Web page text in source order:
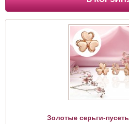
Золотые серьги-